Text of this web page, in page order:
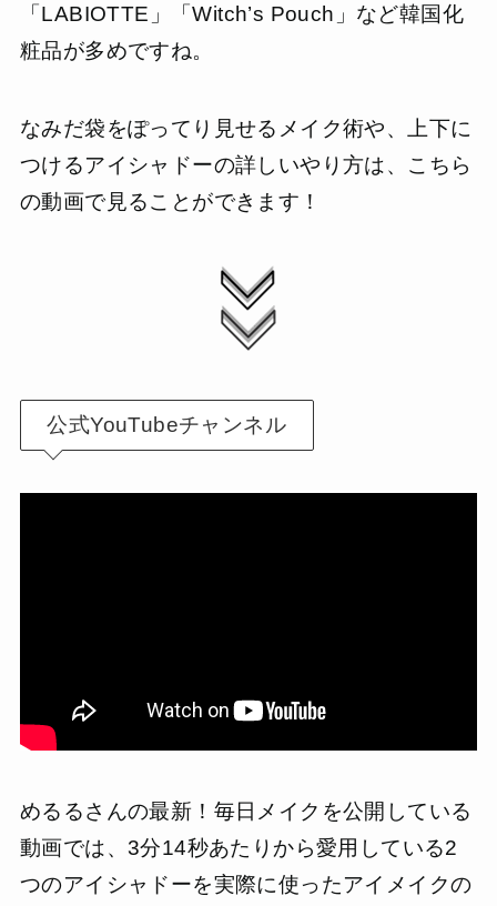
「LABIOTTE」「Witch’s Pouch」など韓国化
粧品が多めですね。
なみだ袋をぽってり見せるメイク術や、上下に
つけるアイシャドーの詳しいやり方は、こちら
の動画で見ることができます！
公式YouTubeチャンネル
めるるさんの最新！毎日メイクを公開している
動画では、3分14秒あたりから愛用している2
つのアイシャドーを実際に使ったアイメイクの